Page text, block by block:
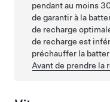
pendant au moins
de garantir à la
de recharge
de recharge est
préchauffer la
Avant de prendre la